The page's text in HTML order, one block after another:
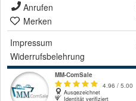
Anrufen
Merken
Impressum
Widerrufsbelehrung